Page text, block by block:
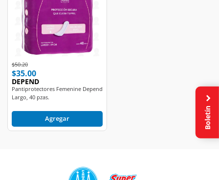
Price reduced from
$50.20to
$35.00
DEPEND
Pantiprotectores Femenine Depend
Largo, 40 pzas.
Agregar Boletín